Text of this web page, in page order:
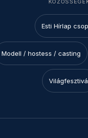
Esti Hírlap
Modell / hostess / casting